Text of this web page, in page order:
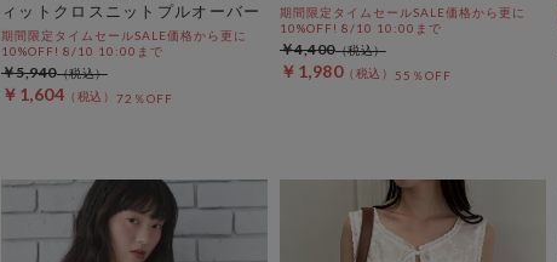
ィットクロスニットプルオーバー
期間限定タイムセールSALE価格から更に
10%OFF! 8/10 10:00まで
￥1,604 72％OFF
￥5,940
期間限定タイムセールSALE価格から更に
10%OFF! 8/10 10:00まで
￥1,980 55％OFF
￥4,400